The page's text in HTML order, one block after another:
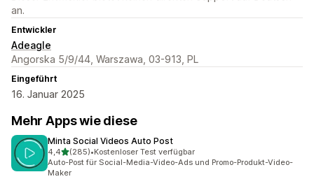
an.
Entwickler
Adeagle
Angorska 5/9/44, Warszawa, 03-913, PL
Eingeführt
16. Januar 2025
Mehr Apps wie diese
Minta Social Videos Auto Post
4,4von 5 Sternen
(285)
285 Rezensionen insgesamt
•Kostenloser Test verfügbar
Auto-Post für Social-Media-Video-Ads und Promo-Produkt-Video-
Maker